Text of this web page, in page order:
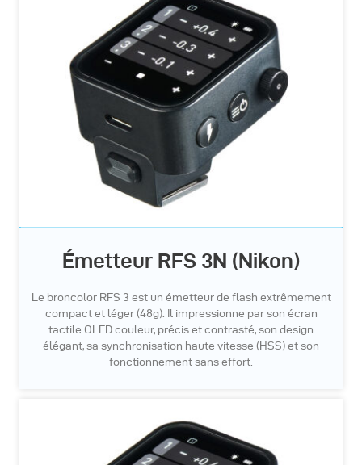
Émetteur RFS 3N (Nikon)
Le broncolor RFS 3 est un émetteur de flash extrêmement
compact et léger (48g). Il impressionne par son écran
tactile OLED couleur, précis et contrasté, son design
élégant, sa synchronisation haute vitesse (HSS) et son
fonctionnement sans effort.